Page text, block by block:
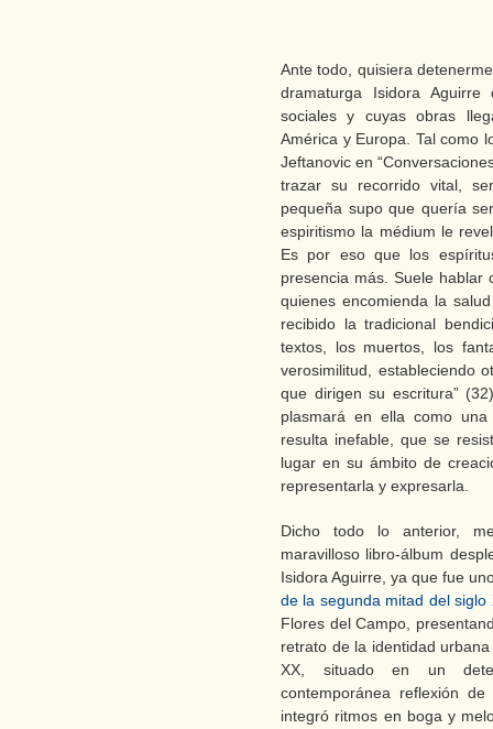
Ante todo, quisiera
dramaturga Isidora
sociales y cuyas obras
América y Europa. Tal como
Jeftanovic en
trazar su recorrido vital,
pequeña supo que quería
espiritismo la médium le
Es por eso que los
presencia más. Suele hablar
quienes encomienda la
recibido la tradicional
textos, los muertos, los
verosimilitud, estableciendo
que dirigen su escritura”
plasmará en ella como
resulta inefable, que se
lugar en su ámbito de
representarla y expresarla.
Dicho todo lo anterior,
maravilloso libro-álbum
Isidora Aguirre, ya que fue
de la segunda mitad del siglo
Flores del Campo,
retrato de la identidad
XX, situado en un
contemporánea reflexión
integró ritmos en boga y